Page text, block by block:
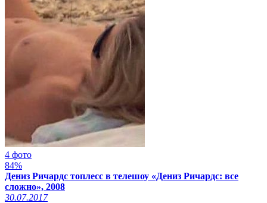
4 фото
84%
Дениз Ричардс топлесс в телешоу «Дениз Ричардс: все
сложно», 2008
30.07.2017